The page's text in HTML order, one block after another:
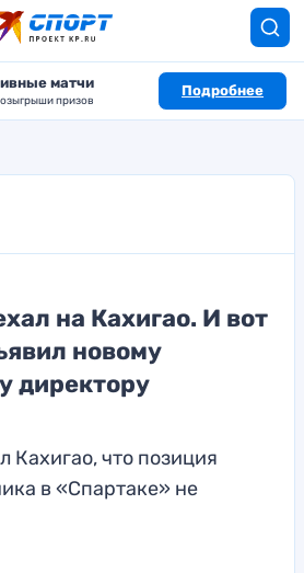
матчи
призов
Подробнее
на Кахигао. И вот
новому
директору
Кахигао, что позиция
в «Спартаке» не